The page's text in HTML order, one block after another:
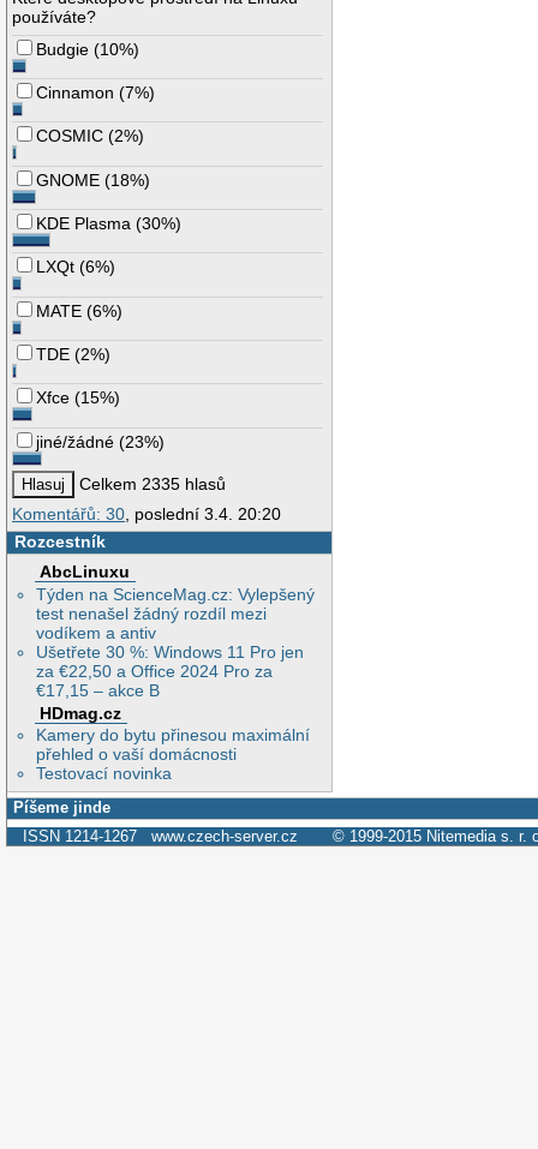
používáte?
Budgie (10%)
Cinnamon (7%)
COSMIC (2%)
GNOME (18%)
KDE Plasma (30%)
LXQt (6%)
MATE (6%)
TDE (2%)
Xfce (15%)
jiné/žádné (23%)
Celkem 2335 hlasů
Komentářů: 30, poslední 3.4. 20:20
Rozcestník
AbcLinuxu
Týden na ScienceMag.cz: Vylepšený
test nenašel žádný rozdíl mezi
vodíkem a antiv
Ušetřete 30 %: Windows 11 Pro jen
za €22,50 a Office 2024 Pro za
€17,15 – akce B
HDmag.cz
Kamery do bytu přinesou maximální
přehled o vaší domácnosti
Testovací novinka
Píšeme jinde
ISSN 1214-1267 www.czech-server.cz © 1999-2015 Nitemedia s. r.